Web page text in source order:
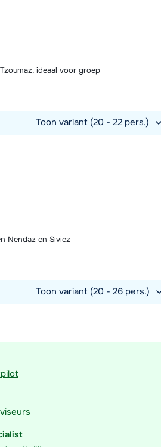
ideaal voor groep
Toon variant (20 - 22 pers.)
Nendaz en Siviez
Toon variant (20 - 26 pers.)